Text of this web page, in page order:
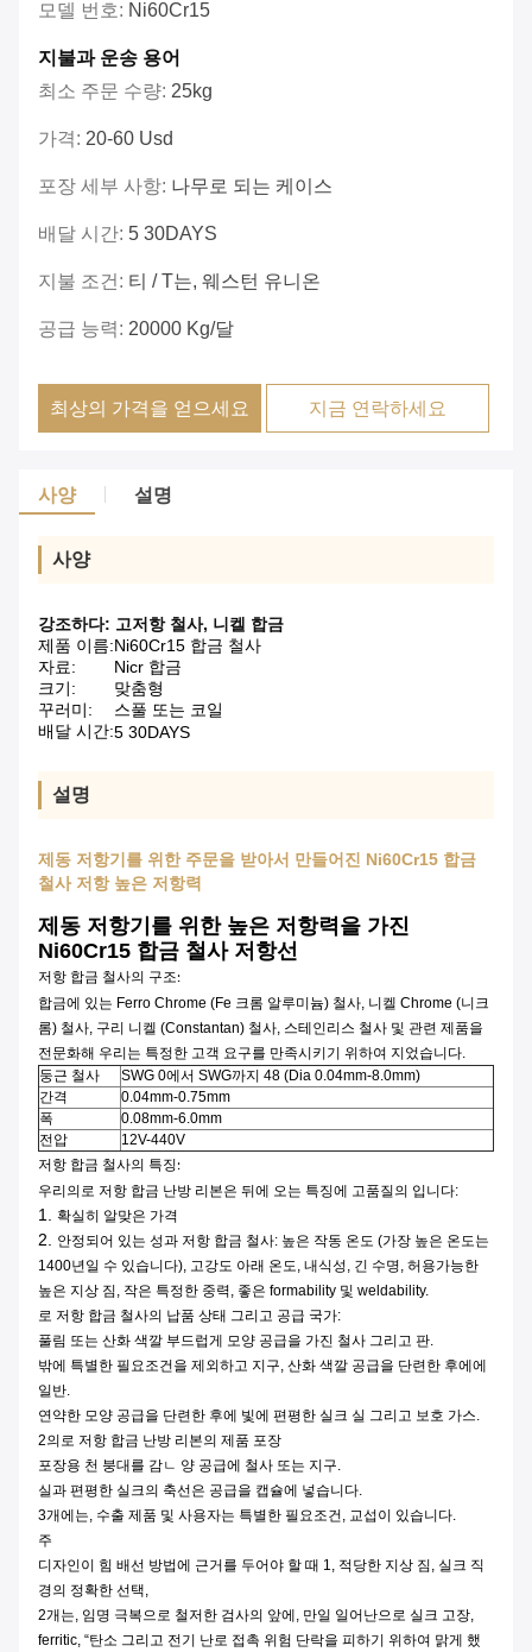
모델 번호: Ni60Cr15
지불과 운송 용어
최소 주문 수량: 25kg
가격: 20-60 Usd
포장 세부 사항: 나무로 되는 케이스
배달 시간: 5 30DAYS
지불 조건: 티 / T는, 웨스턴 유니온
공급 능력: 20000 Kg/달
최상의 가격을 얻으세요 지금 연락하세요
사양 설명
사양
강조하다: 고저항 철사, 니켈 합금
제품 이름:Ni60Cr15 합금 철사
자료:
Nicr 합금
크기:
맞춤형
꾸러미:
스풀 또는 코일
배달 시간:5 30DAYS
설명
제동 저항기를 위한 주문을 받아서 만들어진 Ni60Cr15 합금
철사 저항 높은 저항력
제동 저항기를 위한 높은 저항력을 가진
Ni60Cr15 합금 철사 저항선
저항 합금 철사의 구조:
합금에 있는 Ferro Chrome (Fe 크롬 알루미늄) 철사, 니켈 Chrome (니크
롬) 철사, 구리 니켈 (Constantan) 철사, 스테인리스 철사 및 관련 제품을
전문화해 우리는 특정한 고객 요구를 만족시키기 위하여 지었습니다.
둥근 철사
SWG 0에서 SWG까지 48 (Dia 0.04mm-8.0mm)
간격
0.04mm-0.75mm
폭
0.08mm-6.0mm
전압
12V-440V
저항 합금 철사의 특징:
우리의로 저항 합금 난방 리본은 뒤에 오는 특징에 고품질의 입니다:
1. 확실히 알맞은 가격
2. 안정되어 있는 성과 저항 합금 철사: 높은 작동 온도 (가장 높은 온도는
1400년일 수 있습니다), 고강도 아래 온도, 내식성, 긴 수명, 허용가능한
높은 지상 짐, 작은 특정한 중력, 좋은 formability 및 weldability.
로 저항 합금 철사의 납품 상태 그리고 공급 국가:
풀림 또는 산화 색깔 부드럽게 모양 공급을 가진 철사 그리고 판.
밖에 특별한 필요조건을 제외하고 지구, 산화 색깔 공급을 단련한 후에에
일반.
연약한 모양 공급을 단련한 후에 빛에 편평한 실크 실 그리고 보호 가스.
2의로 저항 합금 난방 리본의 제품 포장
포장용 천 붕대를 감ㄴ 양 공급에 철사 또는 지구.
실과 편평한 실크의 축선은 공급을 캡슐에 넣습니다.
3개에는, 수출 제품 및 사용자는 특별한 필요조건, 교섭이 있습니다.
주
디자인이 힘 배선 방법에 근거를 두어야 할 때 1, 적당한 지상 짐, 실크 직
경의 정확한 선택,
2개는, 임명 극복으로 철저한 검사의 앞에, 만일 일어난으로 실크 고장,
ferritic, “탄소 그리고 전기 난로 접촉 위험 단락을 피하기 위하여 맑게 했